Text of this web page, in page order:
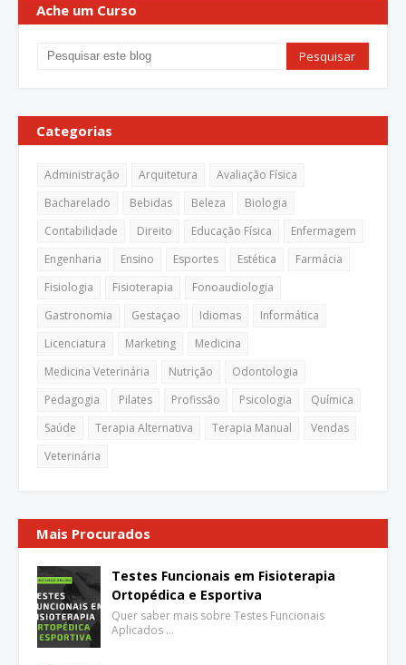
Ache um Curso
Categorias
Administração Arquitetura
Avaliação Física
Bacharelado
Bebidas Beleza
Biologia
Contabilidade
Direito Educação Física
Enfermagem
Engenharia
Ensino Esportes Estética
Farmácia
Fisiologia
Fisioterapia
Fonoaudiologia
Gastronomia
Gestaçao Idiomas
Informática
Licenciatura
Marketing
Medicina
Medicina Veterinária
Nutrição
Odontologia
Pedagogia
Pilates Profissão Psicologia
Química
Saúde
Terapia Alternativa Terapia Manual
Vendas
Veterinária
Mais Procurados
Testes Funcionais em Fisioterapia
Ortopédica e Esportiva
Quer saber mais sobre Testes Funcionais
Aplicados …